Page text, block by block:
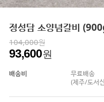
정성담 소양념갈비
104,000원
93,600원
배송비
무료배송
(제주/도서